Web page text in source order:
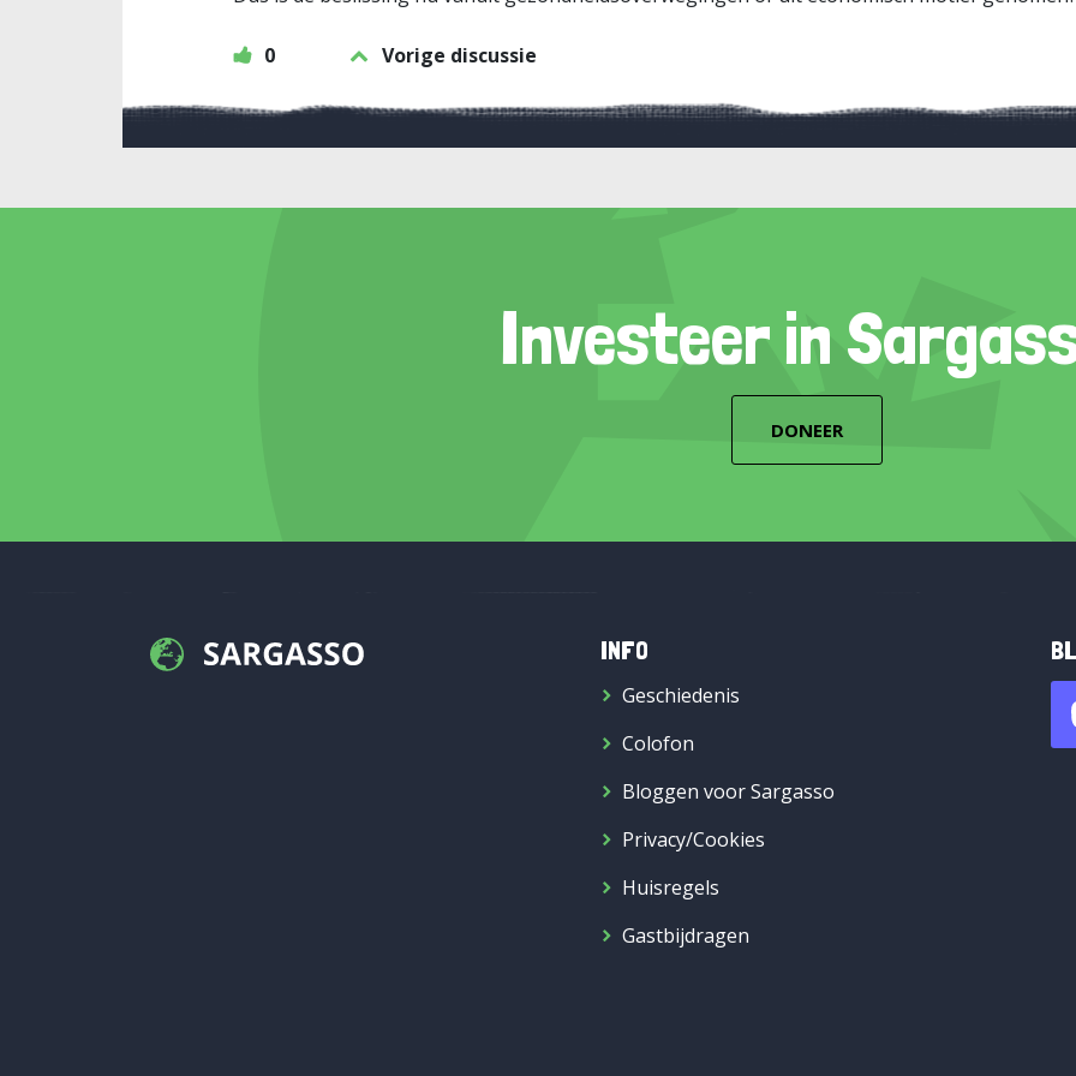
0 Vorige discussie
Investeer in
DONEER
INFO
Geschiedenis
Colofon
Bloggen voor Sargasso
Privacy/Cookies
Huisregels
Gastbijdragen